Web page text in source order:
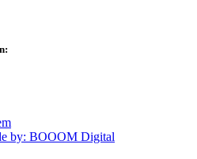
by: BOOOM Digital